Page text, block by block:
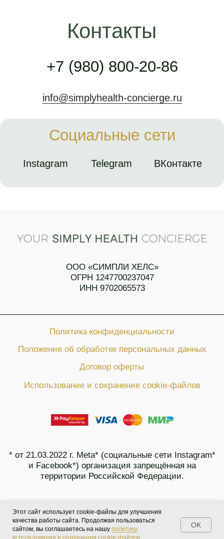
Мы используем cookies, чтобы делать сайт удобнее OК
Этот сайт использует cookie-файлы для улучшения
качества работы сайта. Продолжая пользоваться
сайтом, вы соглашаетесь на нашу политику
использования и сохранения cookie-файлов
OK